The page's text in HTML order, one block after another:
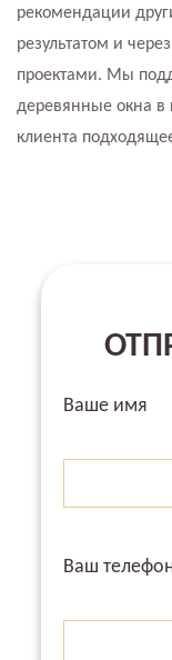
рекомендации
результатом и
проектами. Мы
деревянные окна в
клиента
Ваше имя
Ваш